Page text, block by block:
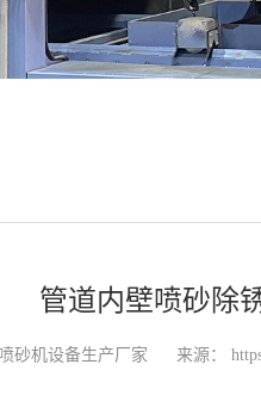
管道内壁喷砂除
砂机设备生产厂家 来源：